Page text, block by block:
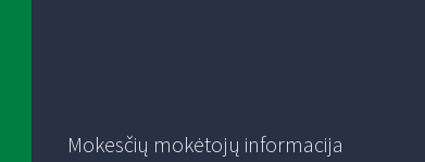
Mokesčių mokėtojų informacija